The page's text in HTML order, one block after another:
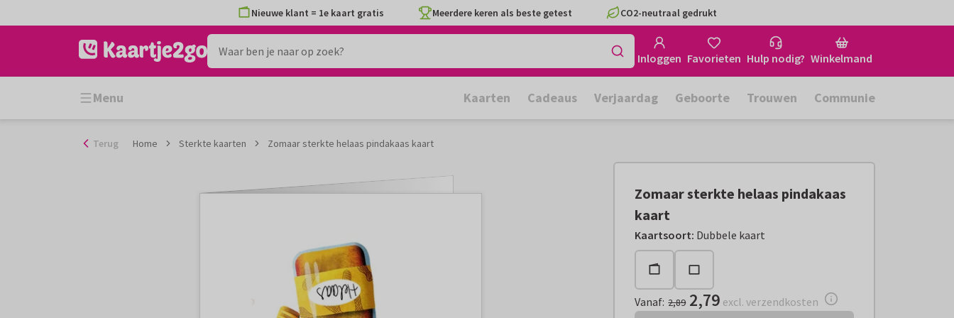
naar
Nieuwe klant = 1e kaart gratis Meerdere keren als beste getest CO2-neutraal gedrukt
Inloggen Favorieten Hulp nodig? Winkelmand
Menu Kaarten Cadeaus Verjaardag Geboorte Trouwen Communie
Terug Home Sterkte kaarten Zomaar sterkte helaas pindakaas kaart
Zomaar sterkte helaas pindakaas
kaart
Kaartsoort: Dubbele kaart
Vanaf:€ 2,79 excl. verzendkosten
Vanaf: 2,89 2,79 excl. verzendkosten